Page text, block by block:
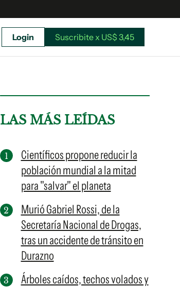
Suscribite x US$ 3,45
Login Suscribite x US$ 3,45
LAS MÁS LEÍDAS
Científicos propone reducir la
población mundial a la mitad
para "salvar" el planeta
Murió Gabriel Rossi, de la
Secretaría Nacional de Drogas,
tras un accidente de tránsito en
Durazno
Árboles caídos, techos volados y